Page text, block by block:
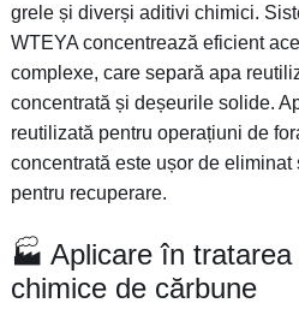
grele și diverși aditivi chimici.
WTEYA concentrează eficient
complexe, care separă apa
concentrată și deșeurile solide.
reutilizată pentru operațiuni de
concentrată este ușor de eliminat
pentru recuperare.
🏭 Aplicare în
chimice de cărbune